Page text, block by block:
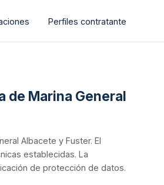
Perfiles contratante
de Marina General
Albacete y Fuster. El
establecidas. La
de protección de datos.